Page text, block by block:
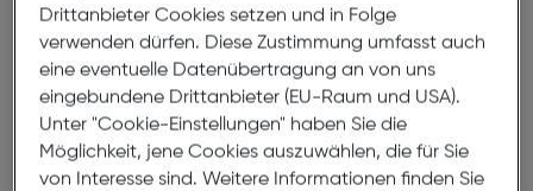
20mm
49mm
145mm
Drittanbieter Cookies setzen und in Folge
verwenden dürfen. Diese Zustimmung umfasst auch
eine eventuelle Datenübertragung an von uns
eingebundene Drittanbieter (EU-Raum und USA).
Unter "Cookie-Einstellungen" haben Sie die
Möglichkeit, jene Cookies auszuwählen, die für Sie
von Interesse sind. Weitere Informationen finden Sie